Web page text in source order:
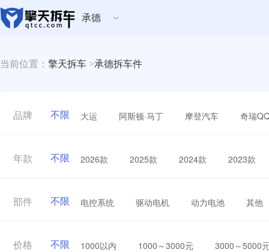
承德
当前位置： 擎天拆车 >承德拆车件
品牌 不限 大运 阿斯顿·马丁 摩登汽车 奇瑞
年款 不限 2026款 2025款 2024款 2023款
部件 不限 电控系统 驱动电机 动力电池 其他
价格 不限 1000以内 1000～3000元 3000～5000